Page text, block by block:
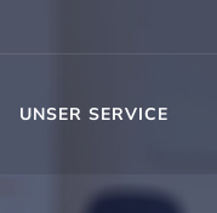
UNSER SERVICE